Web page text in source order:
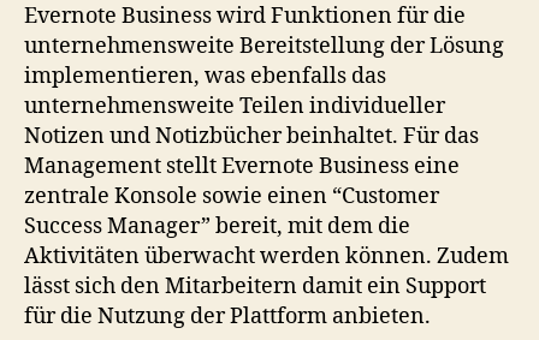
Evernote Business wird Funktionen für die
unternehmensweite Bereitstellung der Lösung
implementieren, was ebenfalls das
unternehmensweite Teilen individueller
Notizen und Notizbücher beinhaltet. Für das
Management stellt Evernote Business eine
zentrale Konsole sowie einen “Customer
Success Manager” bereit, mit dem die
Aktivitäten überwacht werden können. Zudem
lässt sich den Mitarbeitern damit ein Support
für die Nutzung der Plattform anbieten.